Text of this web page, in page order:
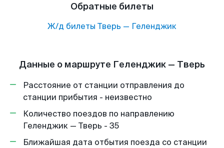
Обратные билеты
Ж/д билеты Тверь — Геленджик
Данные о маршруте Геленджик — Тверь
Расстояние от станции отправления до
станции прибытия - неизвестно
Количество поездов по направлению
Геленджик — Тверь - 35
Ближайшая дата отбытия поезда со станции